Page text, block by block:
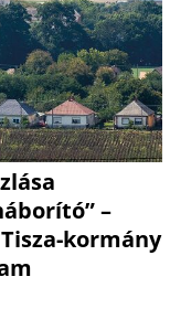
–
kormány